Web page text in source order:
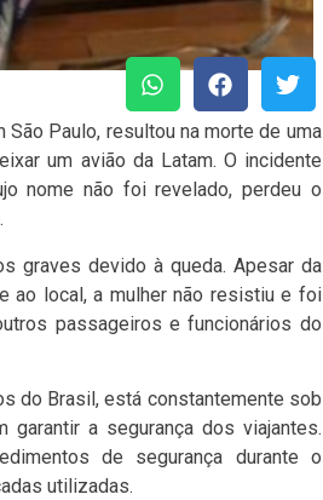
Paulo, resultou na morte de uma
um avião da Latam. O incidente
nome não foi revelado, perdeu o
graves devido à queda. Apesar da
ao local, a mulher não resistiu e foi
passageiros e funcionários do
do Brasil, está constantemente sob
a segurança dos viajantes.
de segurança durante o
utilizadas.